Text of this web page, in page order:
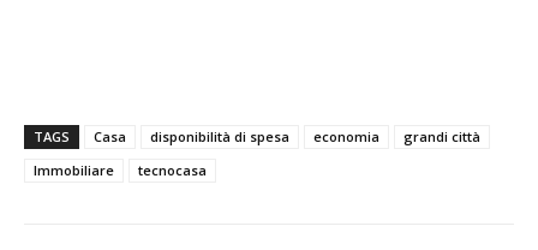
TAGS Casa disponibilità di spesa economia
grandi città
Immobiliare
tecnocasa